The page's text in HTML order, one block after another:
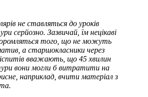
не ставляться до уроків
серйозно. Зазвичай, їм нецікаві
того, що не можуть
а старшокласники через
вважають, що 45 хвилин
вони могли б витратити на
наприклад, вчити матеріал з